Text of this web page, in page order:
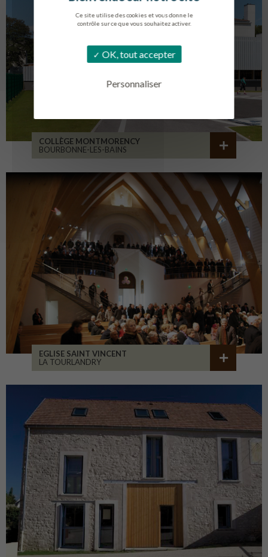
Ce site utilise des cookies et vous donne le
contrôle sur ce que vous souhaitez activer.
OK, tout accepter
Personnaliser
COLLÈGE MONTMORENCY
BOURBONNE-LES-BAINS
EGLISE SAINT VINCENT
LA TOURLANDRY